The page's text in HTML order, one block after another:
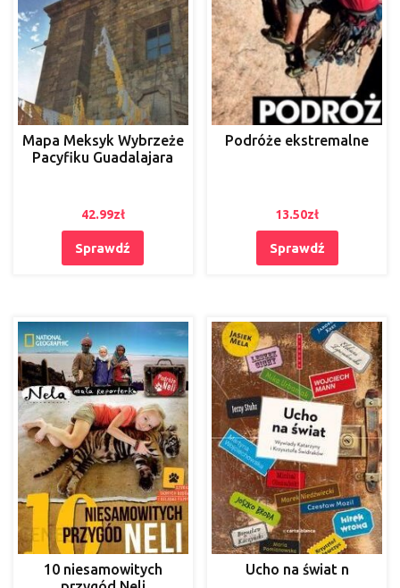
Mapa Meksyk Wybrzeże
Pacyfiku Guadalajara
42.99zł
Sprawdź
Podróże ekstremalne
13.50zł
Sprawdź
10 niesamowitych
Ucho na świat n